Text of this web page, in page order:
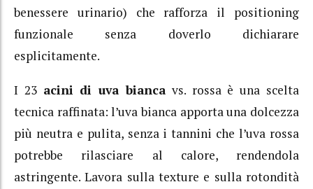
benessere urinario) che rafforza il positioning
funzionale senza doverlo dichiarare
esplicitamente.
I 23 acini di uva bianca vs. rossa è una scelta
tecnica raffinata: l’uva bianca apporta una dolcezza
più neutra e pulita, senza i tannini che l’uva rossa
potrebbe rilasciare al calore, rendendola
astringente. Lavora sulla texture e sulla rotondità